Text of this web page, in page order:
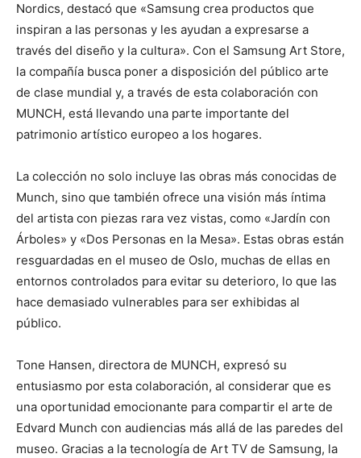
Nordics, destacó que «Samsung crea productos que
inspiran a las personas y les ayudan a expresarse a
través del diseño y la cultura». Con el Samsung Art Store,
la compañía busca poner a disposición del público arte
de clase mundial y, a través de esta colaboración con
MUNCH, está llevando una parte importante del
patrimonio artístico europeo a los hogares.
La colección no solo incluye las obras más conocidas de
Munch, sino que también ofrece una visión más íntima
del artista con piezas rara vez vistas, como «Jardín con
Árboles» y «Dos Personas en la Mesa». Estas obras están
resguardadas en el museo de Oslo, muchas de ellas en
entornos controlados para evitar su deterioro, lo que las
hace demasiado vulnerables para ser exhibidas al
público.
Tone Hansen, directora de MUNCH, expresó su
entusiasmo por esta colaboración, al considerar que es
una oportunidad emocionante para compartir el arte de
Edvard Munch con audiencias más allá de las paredes del
museo. Gracias a la tecnología de Art TV de Samsung, la